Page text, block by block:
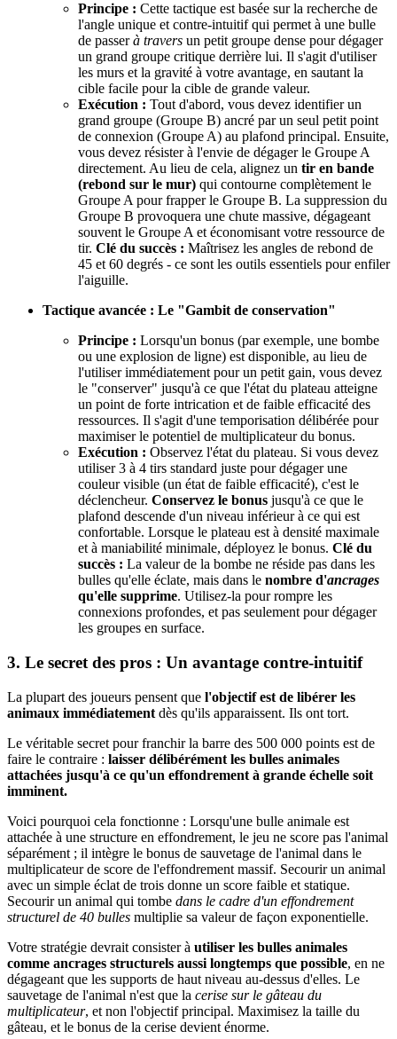
Principe : Cette tactique est basée sur la recherche de
l'angle unique et contre-intuitif qui permet à une bulle
de passerà travers un petit groupe dense pour dégager
un grand groupe critique derrière lui. Il s'agit d'utiliser
les murs et la gravité à votre avantage, en sautant la
cible facile pour la cible de grande valeur.
Exécution : Tout d'abord, vous devez identifier un
grand groupe (Groupe B) ancré par un seul petit point
de connexion (Groupe A) au plafond principal. Ensuite,
vous devez résister à l'envie de dégager le Groupe A
directement. Au lieu de cela, alignez un tir en bande
(rebond sur le mur) qui contourne complètement le
Groupe A pour frapper le Groupe B. La suppression du
Groupe B provoquera une chute massive, dégageant
souvent le Groupe A et économisant votre ressource de
tir. Clé du succès : Maîtrisez les angles de rebond de
45 et 60 degrés - ce sont les outils essentiels pour enfiler
l'aiguille.
Tactique avancée : Le "Gambit de conservation"
Principe : Lorsqu'un bonus (par exemple, une bombe
ou une explosion de ligne) est disponible, au lieu de
l'utiliser immédiatement pour un petit gain, vous devez
le "conserver" jusqu'à ce que l'état du plateau atteigne
un point de forte intrication et de faible efficacité des
ressources. Il s'agit d'une temporisation délibérée pour
maximiser le potentiel de multiplicateur du bonus.
Exécution : Observez l'état du plateau. Si vous devez
utiliser 3 à 4 tirs standard juste pour dégager une
couleur visible (un état de faible efficacité), c'est le
déclencheur. Conservez le bonus jusqu'à ce que le
plafond descende d'un niveau inférieur à ce qui est
confortable. Lorsque le plateau est à densité maximale
et à maniabilité minimale, déployez le bonus. Clé du
succès : La valeur de la bombe ne réside pas dans les
bulles qu'elle éclate, mais dans le nombre d'ancrages
qu'elle supprime. Utilisez-la pour rompre les
connexions profondes, et pas seulement pour dégager
les groupes en surface.
3. Le secret des pros : Un avantage contre-intuitif
La plupart des joueurs pensent que l'objectif est de libérer les
animaux immédiatement dès qu'ils apparaissent. Ils ont tort.
Le véritable secret pour franchir la barre des 500 000 points est de
faire le contraire : laisser délibérément les bulles animales
attachées jusqu'à ce qu'un effondrement à grande échelle soit
imminent.
Voici pourquoi cela fonctionne : Lorsqu'une bulle animale est
attachée à une structure en effondrement, le jeu ne score pas l'animal
séparément ; il intègre le bonus de sauvetage de l'animal dans le
multiplicateur de score de l'effondrement massif. Secourir un animal
avec un simple éclat de trois donne un score faible et statique.
Secourir un animal qui tombe dans le cadre d'un effondrement
structurel de 40 bulles multiplie sa valeur de façon exponentielle.
Votre stratégie devrait consister à utiliser les bulles animales
comme ancrages structurels aussi longtemps que possible, en ne
dégageant que les supports de haut niveau au-dessus d'elles. Le
sauvetage de l'animal n'est que la cerise sur le gâteau du
multiplicateur, et non l'objectif principal. Maximisez la taille du
gâteau, et le bonus de la cerise devient énorme.